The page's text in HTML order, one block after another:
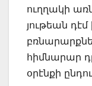
ուղղակի
յութեան
հիմնարար
օրէնքի